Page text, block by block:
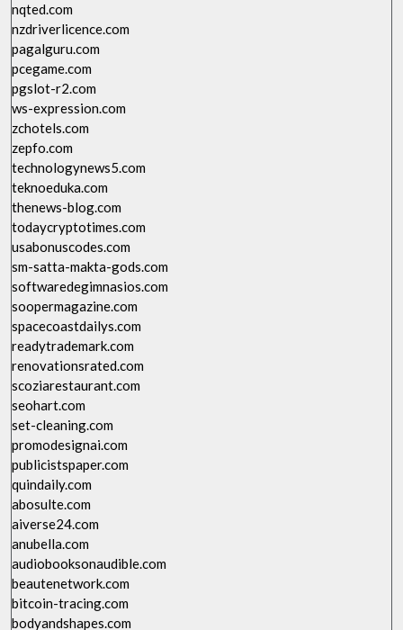
nqted.com
nzdriverlicence.com
pagalguru.com
pcegame.com
pgslot-r2.com
ws-expression.com
zchotels.com
zepfo.com
technologynews5.com
teknoeduka.com
thenews-blog.com
todaycryptotimes.com
usabonuscodes.com
sm-satta-makta-gods.com
softwaredegimnasios.com
soopermagazine.com
spacecoastdailys.com
readytrademark.com
renovationsrated.com
scoziarestaurant.com
seohart.com
set-cleaning.com
promodesignai.com
publicistspaper.com
quindaily.com
abosulte.com
aiverse24.com
anubella.com
audiobooksonaudible.com
beautenetwork.com
bitcoin-tracing.com
bodyandshapes.com